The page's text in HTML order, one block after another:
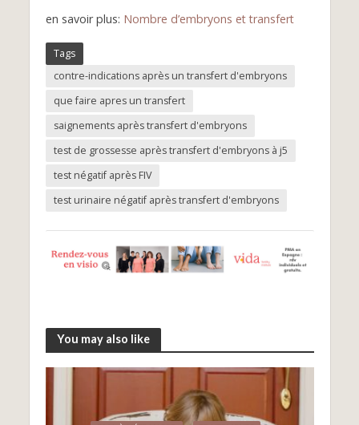
en savoir plus: Nombre d’embryons et transfert
Tags
contre-indications après un transfert d'embryons
que faire apres un transfert
saignements après transfert d'embryons
test de grossesse après transfert d'embryons à j5
test négatif après FIV
test urinaire négatif après transfert d'embryons
You may also like